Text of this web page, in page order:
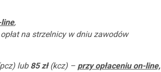
,
na strzelnicy w dniu zawodów
lub 85 zł(kcz) – przy opłaceniu on-line,